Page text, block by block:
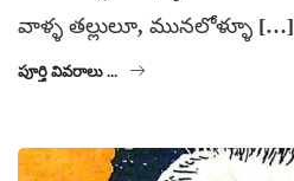
వాళ్ళ తల్లులూ, మునలోళ్ళూ […]
పూర్తి వివరాలు ...